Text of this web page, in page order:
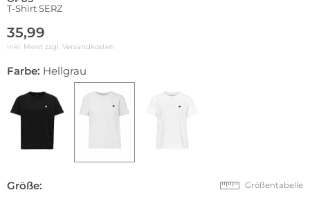
T-Shirt SERZ
35,99
inkl. Mwst zzgl. Versandkosten
Farbe: Hellgrau
Größe: Größentabelle